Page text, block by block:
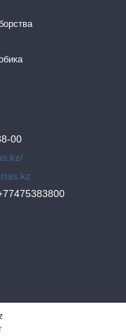
00